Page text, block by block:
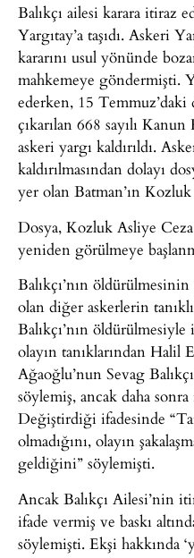
Balıkçı ailesi karara itiraz
Yargıtay’a taşıdı. Askeri
kararını usul yönünde
mahkemeye göndermişti.
ederken, 15
çıkarılan 668 sayılı
askeri yargı kaldırıldı.
kaldırılmasından dolayı
yer olan Batman’ın
Dosya, Kozluk Asliye Ceza
yeniden görülmeye
Balıkçı’nın
olan diğer askerlerin
Balıkçı’nın
olayın tanıklarından Halil
Ağaoğlu’nun Sevag
söylemiş, ancak daha
Değiştirdiği ifadesinde
olmadığını, olayın
geldiğini” söylemişti.
Ancak Balıkçı Ailesi’nin
ifade vermiş ve baskı
söylemişti. Ekşi hakkında